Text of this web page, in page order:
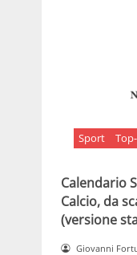
Sport
Calendario
Calcio, da
(versione
Giovanni